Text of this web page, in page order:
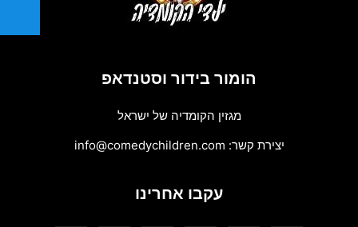
הומור בידור וסטנדאפ
מגזין הקומדיה של ישראל
יצירת קשר: info@comedychildren.com
עקבו אחרינו